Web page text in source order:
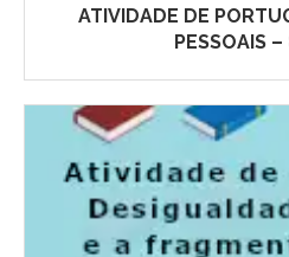
ATIVIDADE DE
PESSOAIS